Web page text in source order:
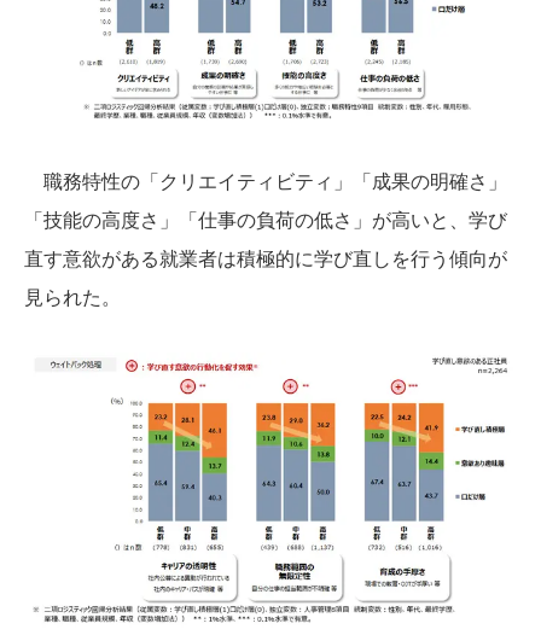
職務特性の「クリエイティビティ」「成果の明確さ」
「技能の高度さ」「仕事の負荷の低さ」が高いと、学び
直す意欲がある就業者は積極的に学び直しを行う傾向が
見られた。